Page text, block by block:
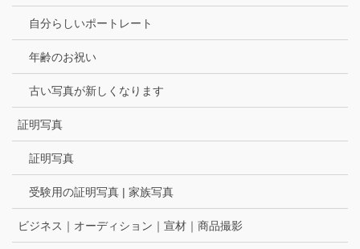
自分らしいポートレート
年齢のお祝い
古い写真が新しくなります
証明写真
証明写真
受験用の証明写真 | 家族写真
ビジネス｜オーディション｜宣材｜商品撮影